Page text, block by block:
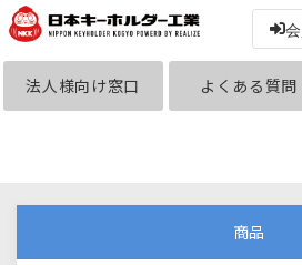
法人様向け窓口 よくある質問
商品